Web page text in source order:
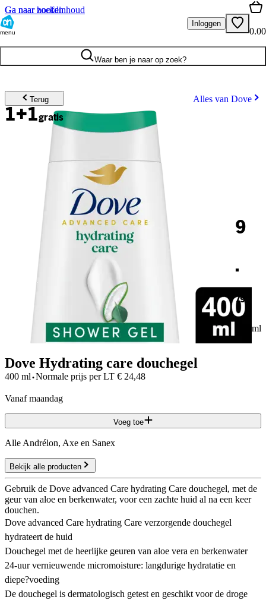
Ga naar hoofdinhoud
Ga naar zoeken
menu
Inloggen
0.00
Waar ben je naar op zoek?
Terug Alles van Dove
1+1gratis
9
.
79
400 ml
Dove Hydrating care douchegel
400 ml·Normale prijs per LT € 24,48
vanaf maandag
Voeg toe
Alle Andrélon, Axe en Sanex
Bekijk alle producten
Gebruik de Dove advanced Care hydrating Care douchegel, met de
geur van aloe en berkenwater, voor een zachte huid al na een keer
douchen.
Dove advanced Care hydrating Care verzorgende douchegel
hydrateert de huid
Douchegel met de heerlijke geuren van aloe vera en berkenwater
24-uur vernieuwende micromoisture: langdurige hydratatie en
diepe?voeding
De douchegel is dermatologisch getest en geschikt voor de droge